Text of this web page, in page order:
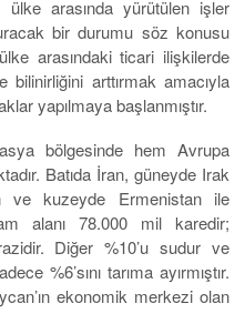
ülke arasında yürütülen işler
bir durumu söz konusu
arasındaki ticari ilişkilerde
bilinirliğini arttırmak amacıyla
yapılmaya başlanmıştır.
bölgesinde hem Avrupa
Batıda İran, güneyde Irak
ve kuzeyde Ermenistan ile
alanı 78.000 mil karedir;
Diğer %10’u sudur ve
%6’sını tarıma ayırmıştır.
ekonomik merkezi olan